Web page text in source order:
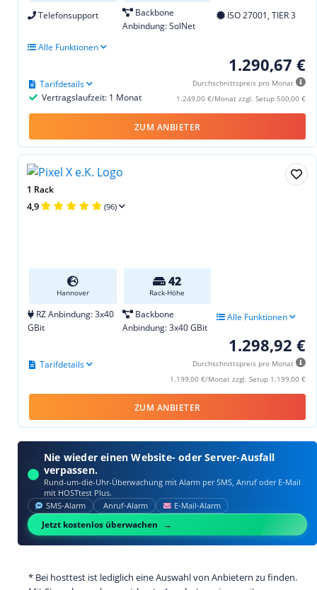
Telefonsupport
Backbone
Anbindung: SolNet
ISO 27001, TIER 3
Alle Funktionen
1.290,67 €
Durchschnittspreis pro Monat
1.249,00 €/Monat zzgl. Setup 500,00 €
Vertragslaufzeit: 1 Monat
Tarifdetails
ZUM ANBIETER
1 Rack
4,9 (96)
Hannover
42
Rack-Höhe
RZ Anbindung: 3x40
GBit
Backbone
Anbindung: 3x40 GBit
Alle Funktionen
1.298,92 €
Durchschnittspreis pro Monat
1.199,00 €/Monat zzgl. Setup 1.199,00 €
Tarifdetails
ZUM ANBIETER
Nie wieder einen Website- oder Server-Ausfall
verpassen.
Rund-um-die-Uhr-Überwachung mit Alarm per SMS, Anruf oder E‑Mail
mit HOSTtest Plus.
SMS‑Alarm Anruf‑Alarm E‑Mail‑Alarm
Jetzt kostenlos überwachen
* Bei hosttest ist lediglich eine Auswahl von Anbietern zu finden.